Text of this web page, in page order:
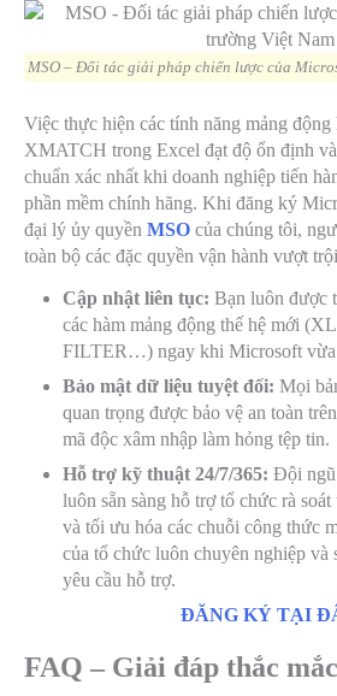
MSO – Đối tác giải pháp chiến lược của
Việc thực hiện các tính năng mảng
XMATCH trong Excel đạt độ ổn định
chuẩn xác nhất khi doanh nghiệp tiến
phần mềm chính hãng. Khi đăng ký
đại lý ủy quyền MSO của chúng tôi,
toàn bộ các đặc quyền vận hành vượt
Cập nhật liên tục: Bạn luôn được
các hàm mảng động thế hệ mới
FILTER…) ngay khi Microsoft vừa
Bảo mật dữ liệu tuyệt đối: Mọi
quan trọng được bảo vệ an toàn
mã độc xâm nhập làm hỏng tệp tin.
Hỗ trợ kỹ thuật 24/7/365: Đội ngũ
luôn sẵn sàng hỗ trợ tổ chức rà
và tối ưu hóa các chuỗi công thức
của tổ chức luôn chuyên nghiệp và
yêu cầu hỗ trợ.
ĐĂNG KÝ TẠI
FAQ – Giải đáp thắc